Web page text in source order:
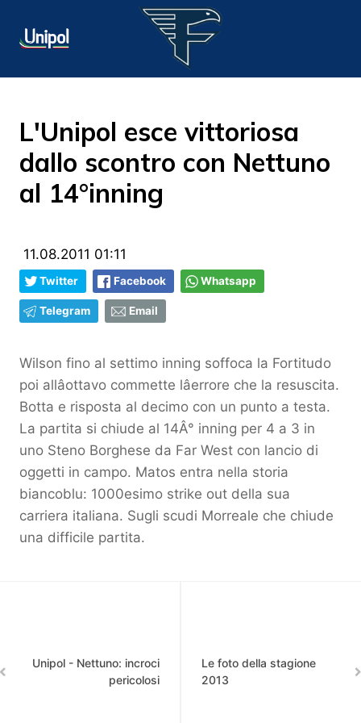
L'Unipol esce vittoriosa
dallo scontro con Nettuno
al 14°inning
11.08.2011 01:11
Twitter Facebook Whatsapp
Telegram Email
Wilson fino al settimo inning soffoca la Fortitudo
poi allâottavo commette lâerrore che la resuscita.
Botta e risposta al decimo con un punto a testa.
La partita si chiude al 14Â° inning per 4 a 3 in
uno Steno Borghese da Far West con lancio di
oggetti in campo. Matos entra nella storia
biancoblu: 1000esimo strike out della sua
carriera italiana. Sugli scudi Morreale che chiude
una difficile partita.
Unipol - Nettuno: incroci
pericolosi
Le foto della stagione
2013